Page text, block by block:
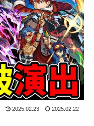
2025.02.23 2025.02.22